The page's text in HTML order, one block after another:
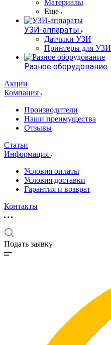
Материалы
Еще
УЗИ-аппараты
Датчики УЗИ
Принтеры для УЗИ
Разное оборудование
Акции
Компания
Производители
Наши преимущества
Отзывы
Статьи
Информация
Условия оплаты
Условия доставки
Гарантия и возврат
Контакты
Подать заявку